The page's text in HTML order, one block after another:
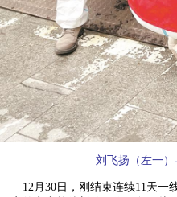
刘飞扬（左一）
12月30日，刚结束连续11天一